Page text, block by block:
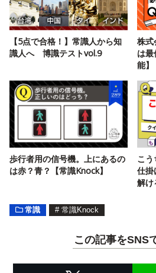
【5点で合格！】常識人から知
識人へ 博識テストvol.9
株式
は
能】
歩行者用の信号機。上にあるの
は赤？青？【常識Knock】
こ
仕掛
解け
常識 # 常識Knock
この記事をSNS